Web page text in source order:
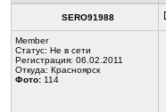
SERO91988
Member
Статус: Не в сети
Регистрация: 06.02.2011
Откуда: Красноярск
Фото: 114